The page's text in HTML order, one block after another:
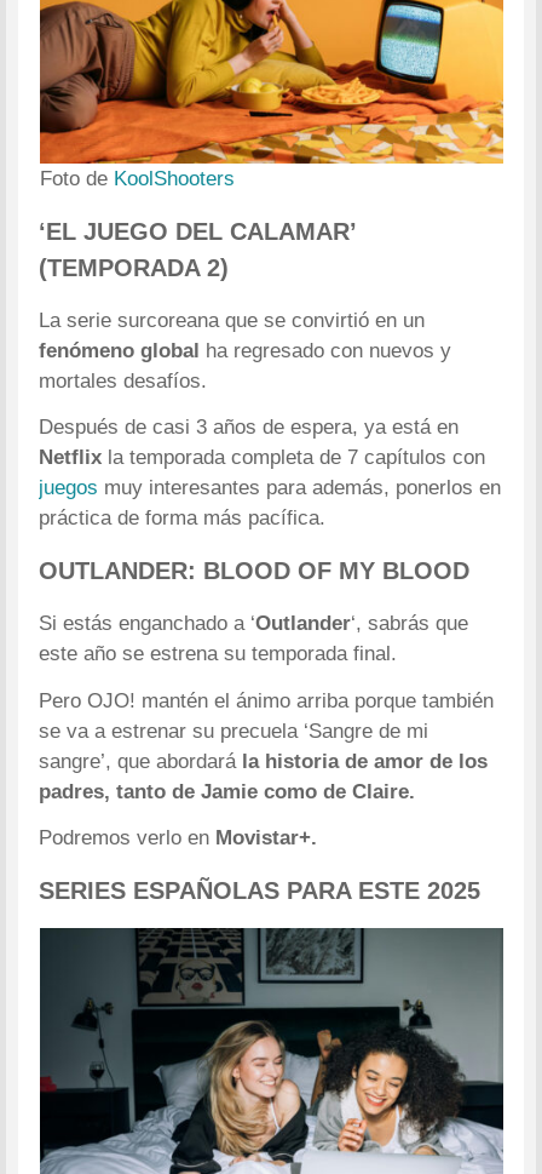
Foto de KoolShooters
‘EL JUEGO DEL CALAMAR’
(TEMPORADA 2)
La serie surcoreana que se convirtió en un
fenómeno global ha regresado con nuevos y
mortales desafíos.
Después de casi 3 años de espera, ya está en
Netflix la temporada completa de 7 capítulos con
juegos muy interesantes para además, ponerlos en
práctica de forma más pacífica.
OUTLANDER: BLOOD OF MY BLOOD
Si estás enganchado a ‘Outlander‘, sabrás que
este año se estrena su temporada final.
Pero OJO! mantén el ánimo arriba porque también
se va a estrenar su precuela ‘Sangre de mi
sangre’, que abordará la historia de amor de los
padres, tanto de Jamie como de Claire.
Podremos verlo en Movistar+.
SERIES ESPAÑOLAS PARA ESTE 2025